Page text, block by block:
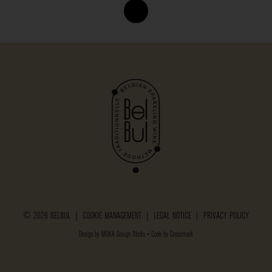
© 2026 BELBUL | COOKIE MANAGEMENT LEGAL NOTICE PRIVACY POLICY
Design by MOKA Design Studio • Code by Crossmark